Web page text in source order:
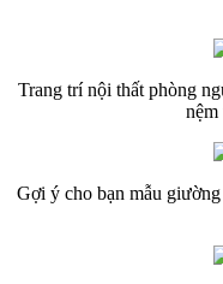
Trang trí nội thất phòng
nệm
Gợi ý cho bạn mẫu